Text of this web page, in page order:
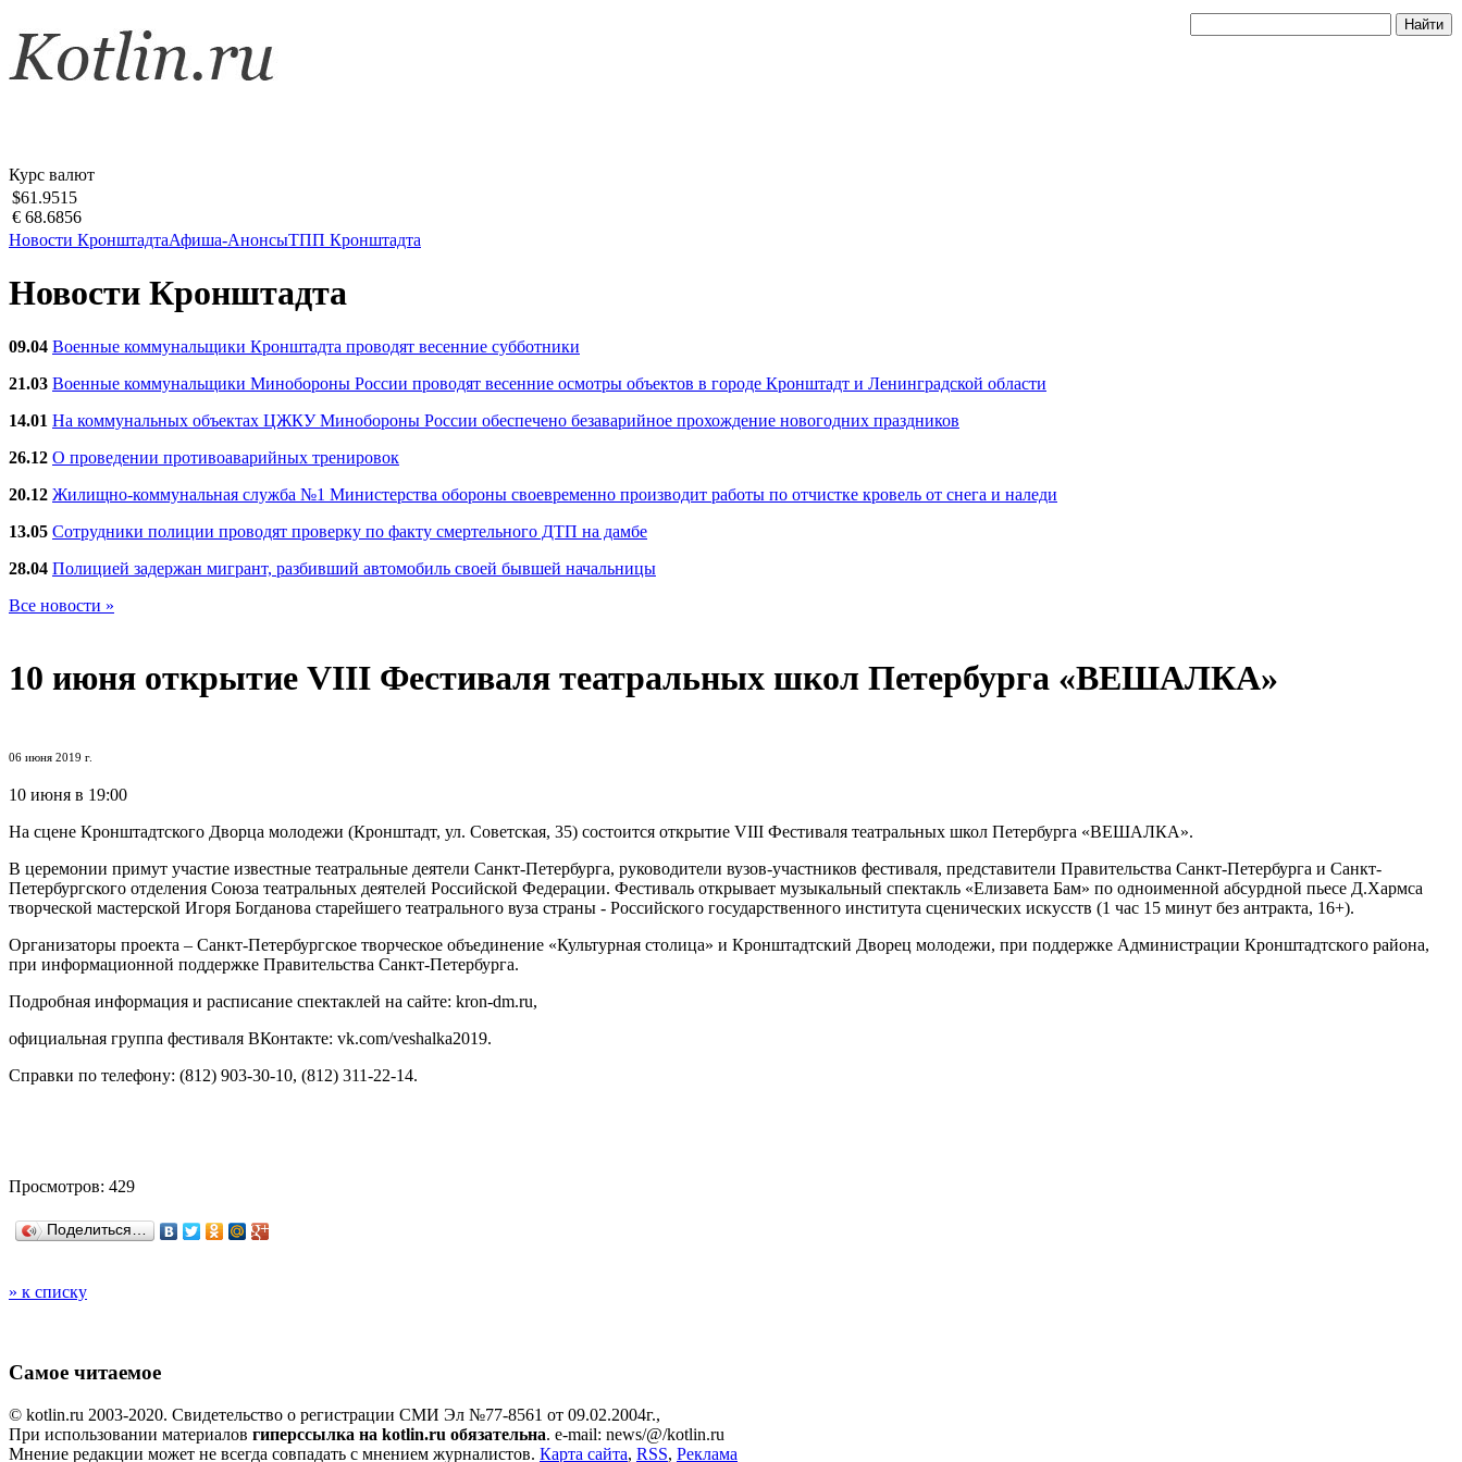
Курс валют
$61.9515
€ 68.6856
Новости КронштадтаАфиша-АнонсыТПП Кронштадта
Новости Кронштадта
09.04 Военные коммунальщики Кронштадта проводят весенние субботники
21.03 Военные коммунальщики Минобороны России проводят весенние осмотры объектов в городе Кронштадт и Ленинградской области
14.01 На коммунальных объектах ЦЖКУ Минобороны России обеспечено безаварийное прохождение новогодних праздников
26.12 О проведении противоаварийных тренировок
20.12 Жилищно-коммунальная служба №1 Министерства обороны своевременно производит работы по отчистке кровель от снега и наледи
13.05 Сотрудники полиции проводят проверку по факту смертельного ДТП на дамбе
28.04 Полицией задержан мигрант, разбивший автомобиль своей бывшей начальницы
Все новости »
10 июня открытие VIII Фестиваля театральных школ Петербурга «ВЕШАЛКА»
06 июня 2019 г.
10 июня в 19:00
На сцене Кронштадтского Дворца молодежи (Кронштадт, ул. Советская, 35) состоится открытие VIII Фестиваля театральных школ Петербурга «ВЕШАЛКА».
В церемонии примут участие известные театральные деятели Санкт-Петербурга, руководители вузов-участников фестиваля, представители Правительства Санкт-Петербурга и Санкт-
Петербургского отделения Союза театральных деятелей Российской Федерации. Фестиваль открывает музыкальный спектакль «Елизавета Бам» по одноименной абсурдной пьесе Д.Хармса
творческой мастерской Игоря Богданова старейшего театрального вуза страны - Российского государственного института сценических искусств (1 час 15 минут без антракта, 16+).
Организаторы проекта – Санкт-Петербургское творческое объединение «Культурная столица» и Кронштадтский Дворец молодежи, при поддержке Администрации Кронштадтского района,
при информационной поддержке Правительства Санкт-Петербурга.
Подробная информация и расписание спектаклей на сайте: kron-dm.ru,
официальная группа фестиваля ВКонтакте: vk.com/veshalka2019.
Справки по телефону: (812) 903-30-10, (812) 311-22-14.
Просмотров: 429
Поделиться…
» к списку
Самое читаемое
© kotlin.ru 2003-2020. Свидетельство о регистрации СМИ Эл №77-8561 от 09.02.2004г.,
При использовании материалов гиперссылка на kotlin.ru обязательна. e-mail: news/@/kotlin.ru
Мнение редакции может не всегда совпадать с мнением журналистов. Карта сайта, RSS, Реклама